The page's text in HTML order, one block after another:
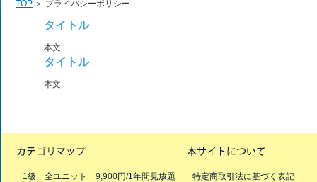
TOP ＞ プライバシーポリシー
タイトル
本文
タイトル
本文
1級 全ユニット 9,900円/1年間見放題
特定商取引法に基づく表記